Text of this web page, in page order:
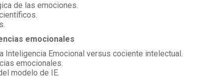
de las emociones.
emocionales
Inteligencia Emocional versus cociente intelectual.
emocionales.
modelo de IE.